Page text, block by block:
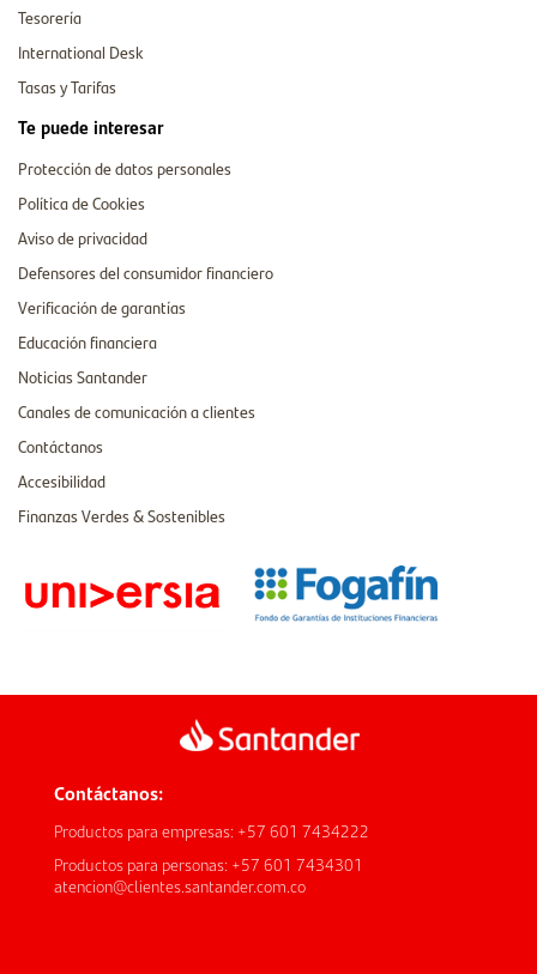
Tesorería
International Desk
Tasas y Tarifas
Te puede interesar
Protección de datos personales
Política de Cookies
Aviso de privacidad
Defensores del consumidor financiero
Verificación de garantías
Educación financiera
Noticias Santander
Canales de comunicación a clientes
Contáctanos
Accesibilidad
Finanzas Verdes & Sostenibles
Contáctanos:
Productos para empresas: +57 601 7434222
Productos para personas: +57 601 7434301
atencion@clientes.santander.com.co